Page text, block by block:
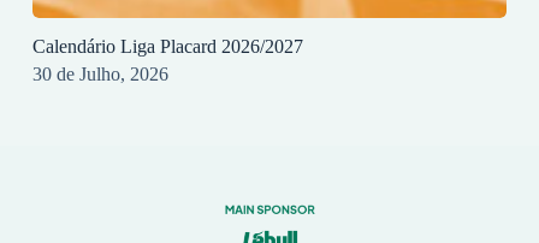
Calendário Liga Placard 2026/2027
30 de Julho, 2026